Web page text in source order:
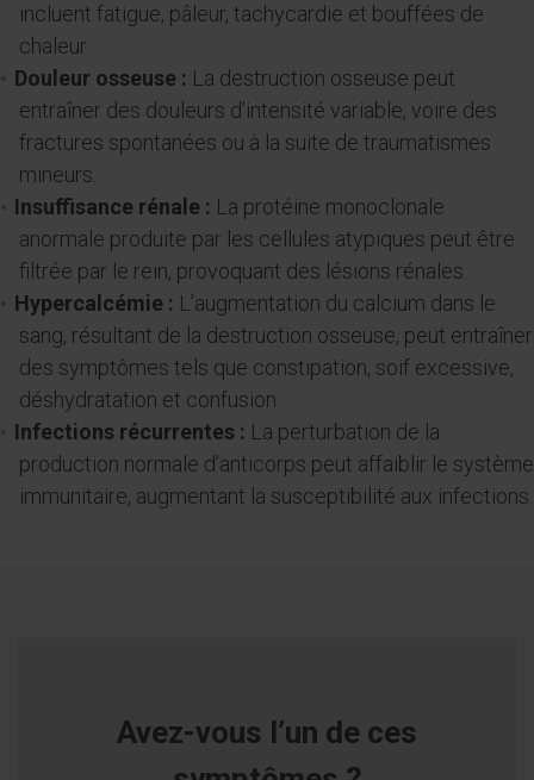
incluent fatigue, pâleur, tachycardie et bouffées de
chaleur.
Douleur osseuse : La destruction osseuse peut
entraîner des douleurs d’intensité variable, voire des
fractures spontanées ou à la suite de traumatismes
mineurs.
Insuffisance rénale : La protéine monoclonale
anormale produite par les cellules atypiques peut être
filtrée par le rein, provoquant des lésions rénales.
Hypercalcémie : L’augmentation du calcium dans le
sang, résultant de la destruction osseuse, peut entraîner
des symptômes tels que constipation, soif excessive,
déshydratation et confusion.
Infections récurrentes : La perturbation de la
production normale d’anticorps peut affaiblir le système
immunitaire, augmentant la susceptibilité aux infections.
Avez-vous l’un de ces